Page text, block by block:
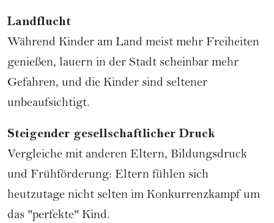
Landflucht
Während Kinder am Land meist mehr Freiheiten
genießen, lauern in der Stadt scheinbar mehr
Gefahren, und die Kinder sind seltener
unbeaufsichtigt.
Steigender gesellschaftlicher Druck
Vergleiche mit anderen Eltern, Bildungsdruck
und Frühförderung: Eltern fühlen sich
heutzutage nicht selten im Konkurrenzkampf um
das "perfekte" Kind.